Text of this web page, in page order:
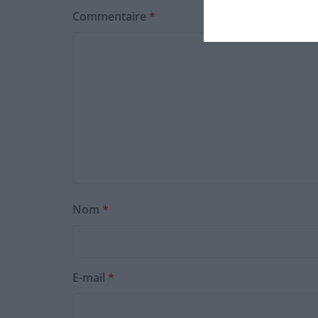
Commentaire *
Nom *
E-mail *